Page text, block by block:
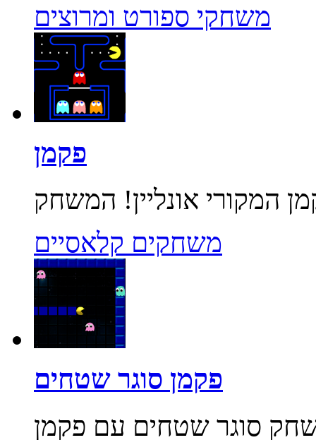
משחקי ספורט ומרוצים
פקמן
משחקים קלאסיים
פקמן סוגר שטחים